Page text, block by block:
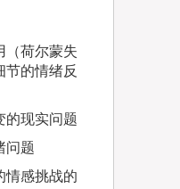
（荷尔蒙失
节的情绪反
的现实问题
问题
情感挑战的